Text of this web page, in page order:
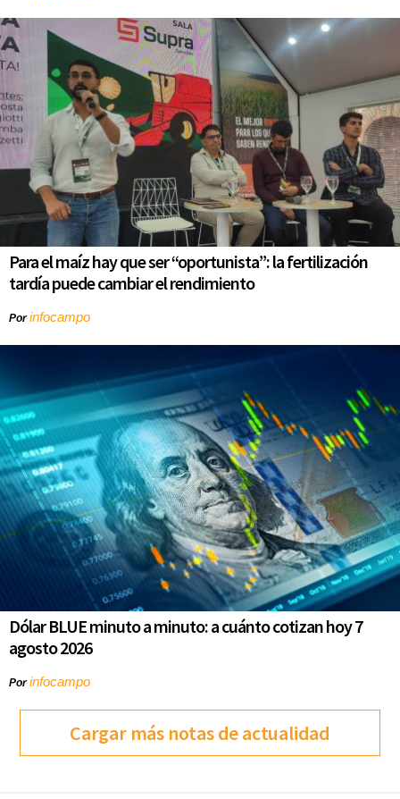
Para el maíz hay que ser “oportunista”: la fertilización
tardía puede cambiar el rendimiento
Porinfocampo
Dólar BLUE minuto a minuto: a cuánto cotizan hoy 7
agosto 2026
Porinfocampo
Cargar más notas de actualidad